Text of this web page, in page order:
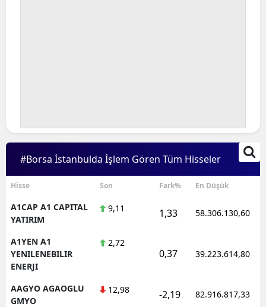
#Borsa İstanbulda İşlem Gören Tüm Hisseler
Hisse Son Fark% En Düşük
A1CAP A1 CAPITAL
YATIRIM
9,11 1,33 58.306.130,60
A1YEN A1
YENILENEBILIR
ENERJI
2,72
0,37 39.223.614,80
AAGYO AGAOGLU
GMYO
12,98 -2,19 82.916.817,33